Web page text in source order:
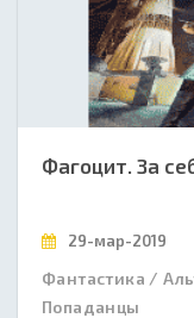
Фагоцит. За
29-мар-2019
Фантастика /
Попаданцы